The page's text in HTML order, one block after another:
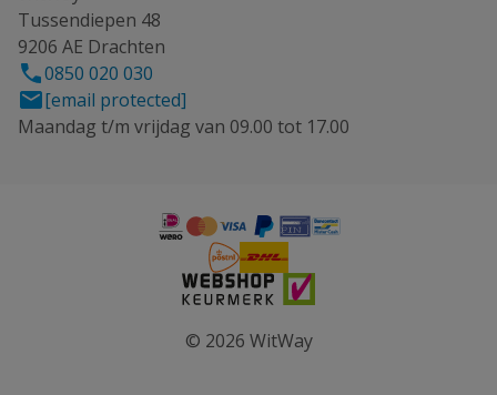
Tussendiepen 48
9206 AE Drachten
0850 020 030
[email protected]
Maandag t/m vrijdag van 09.00 tot 17.00
© 2026 WitWay